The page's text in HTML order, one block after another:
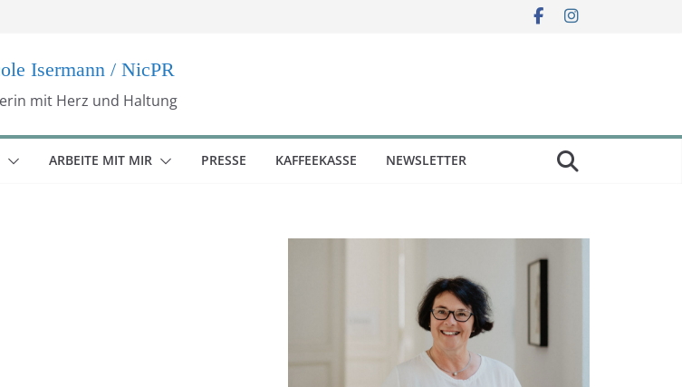
Isermann / NicPR
mit Herz und Haltung
ARBEITE MIT MIR PRESSE KAFFEEKASSE NEWSLETTER